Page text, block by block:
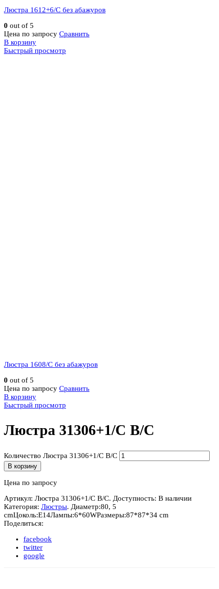
Люстра 1612+6/C без абажуров
0 out of 5
Цена по запросу Сравнить
В корзину
Быстрый просмотр
Люстра 1608/C без абажуров
0 out of 5
Цена по запросу Сравнить
В корзину
Быстрый просмотр
Люстра 31306+1/C B/C
Количество Люстра 31306+1/C B/C
В корзину
Цена по запросу
Артикул: Люстра 31306+1/C B/C. Доступность: В наличии
Категория: Люстры. Диаметр:80, 5
cmЦоколь:E14Лампы:6*60WРазмеры:87*87*34 cm
Поделиться:
facebook
twitter
google